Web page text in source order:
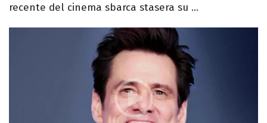
recente del cinema sbarca stasera su ...